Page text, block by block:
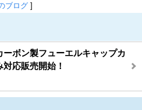
ブログ ]
ーボン製フューエルキャップカ
応販売開始！